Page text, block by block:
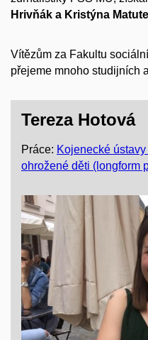
Hrivňák a Kristýna
Vítězům za Fakultu
přejeme mnoho studijních
Tereza Hotová
Práce: Kojenecké
ohrožené děti (longform